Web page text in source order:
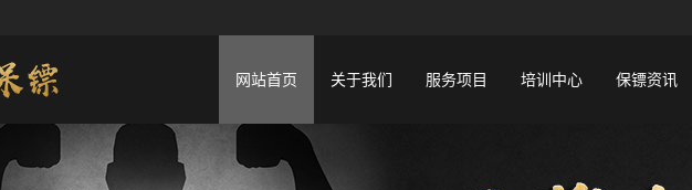
网站首页 关于我们 服务项目 培训中心 保镖资讯